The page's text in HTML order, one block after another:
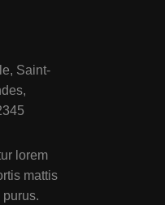
Saint-
lorem
mattis